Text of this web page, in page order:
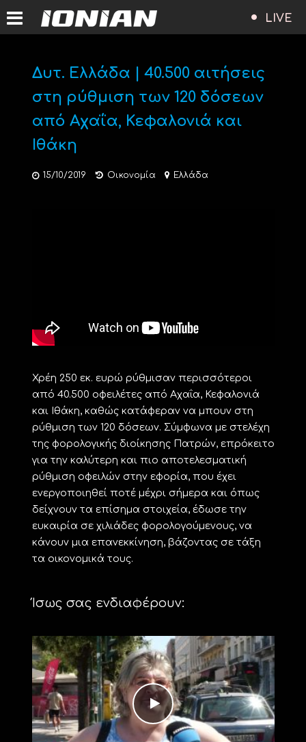
LIVE
Δυτ. Ελλάδα | 40.500 αιτήσεις
στη ρύθμιση των 120 δόσεων
από Αχαΐα, Κεφαλονιά και
Ιθάκη
15/10/2019 Οικονομία Ελλάδα
Χρέη 250 εκ. ευρώ ρύθμισαν περισσότεροι
από 40.500 οφειλέτες από Αχαΐα, Κεφαλονιά
και Ιθάκη, καθώς κατάφεραν να μπουν στη
ρύθμιση των 120 δόσεων. Σύμφωνα με στελέχη
της φορολογικής διοίκησης Πατρών, επρόκειτο
για την καλύτερη και πιο αποτελεσματική
ρύθμιση οφειλών στην εφορία, που έχει
ενεργοποιηθεί ποτέ μέχρι σήμερα και όπως
δείχνουν τα επίσημα στοιχεία, έδωσε την
ευκαιρία σε χιλιάδες φορολογούμενους, να
κάνουν μια επανεκκίνηση, βάζοντας σε τάξη
τα οικονομικά τους.
Ίσως σας ενδιαφέρουν: